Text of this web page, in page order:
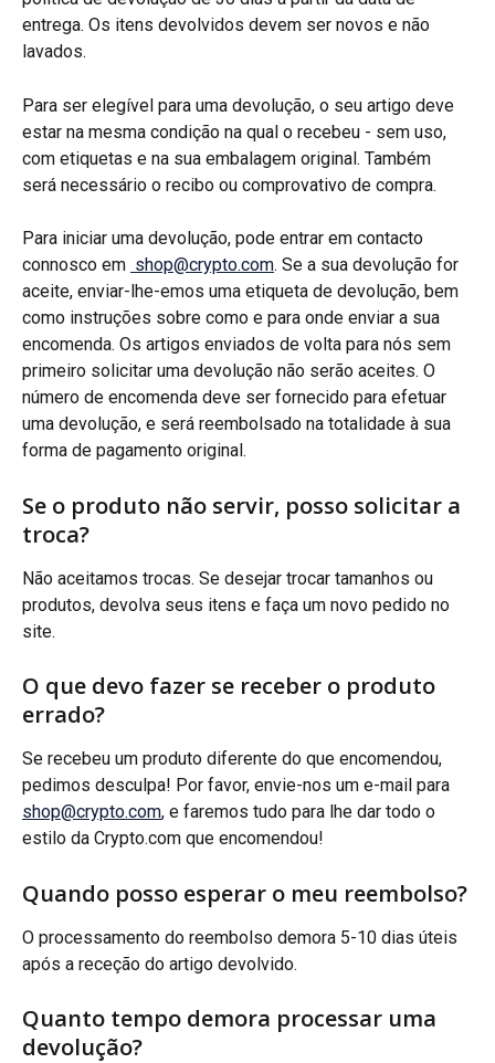
entrega. Os itens devolvidos devem ser novos e não
lavados.
Para ser elegível para uma devolução, o seu artigo deve
estar na mesma condição na qual o recebeu - sem uso,
com etiquetas e na sua embalagem original. Também
será necessário o recibo ou comprovativo de compra.
Para iniciar uma devolução, pode entrar em contacto
connosco em shop@crypto.com. Se a sua devolução for
aceite, enviar-lhe-emos uma etiqueta de devolução, bem
como instruções sobre como e para onde enviar a sua
encomenda. Os artigos enviados de volta para nós sem
primeiro solicitar uma devolução não serão aceites. O
número de encomenda deve ser fornecido para efetuar
uma devolução, e será reembolsado na totalidade à sua
forma de pagamento original.
Se o produto não servir, posso solicitar a
troca?
Não aceitamos trocas. Se desejar trocar tamanhos ou
produtos, devolva seus itens e faça um novo pedido no
site.
O que devo fazer se receber o produto
errado?
Se recebeu um produto diferente do que encomendou,
pedimos desculpa! Por favor, envie-nos um e-mail para
shop@crypto.com, e faremos tudo para lhe dar todo o
estilo da Crypto.com que encomendou!
Quando posso esperar o meu reembolso?
O processamento do reembolso demora 5-10 dias úteis
após a receção do artigo devolvido.
Quanto tempo demora processar uma
devolução?